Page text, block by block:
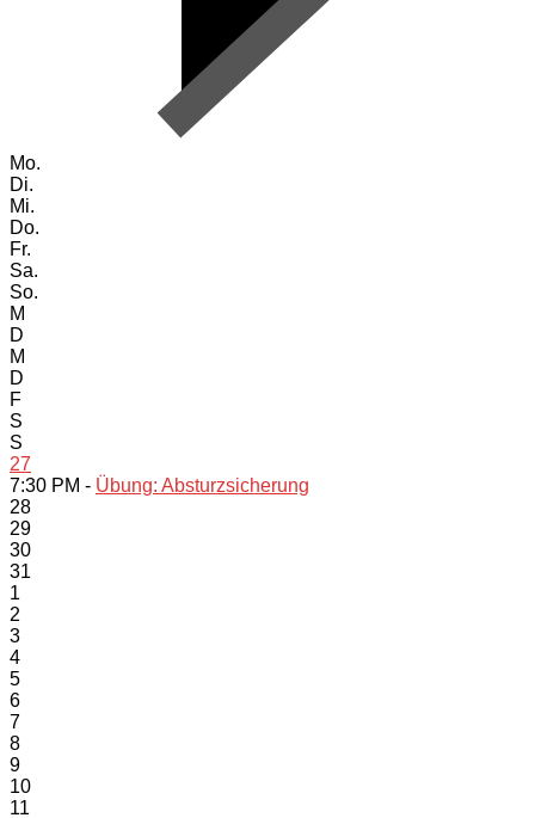
Mo.
Di.
Mi.
Do.
Fr.
Sa.
So.
M
D
M
D
F
S
S
27
7:30 PM - Übung: Absturzsicherung
28
29
30
31
1
2
3
4
5
6
7
8
9
10
11